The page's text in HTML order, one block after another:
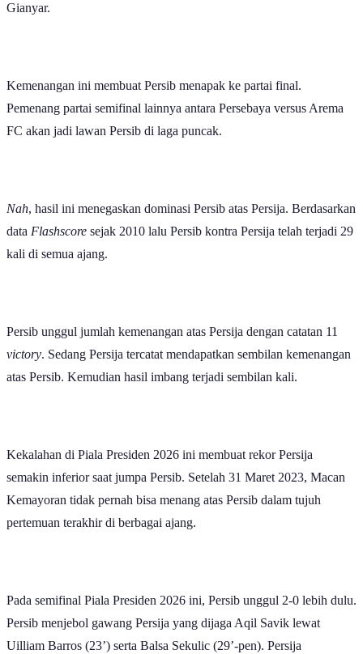
Gianyar.
Kemenangan ini membuat Persib menapak ke partai final.
Pemenang partai semifinal lainnya antara Persebaya versus Arema
FC akan jadi lawan Persib di laga puncak.
Nah, hasil ini menegaskan dominasi Persib atas Persija. Berdasarkan
data Flashscore sejak 2010 lalu Persib kontra Persija telah terjadi 29
kali di semua ajang.
Persib unggul jumlah kemenangan atas Persija dengan catatan 11
victory. Sedang Persija tercatat mendapatkan sembilan kemenangan
atas Persib. Kemudian hasil imbang terjadi sembilan kali.
Kekalahan di Piala Presiden 2026 ini membuat rekor Persija
semakin inferior saat jumpa Persib. Setelah 31 Maret 2023, Macan
Kemayoran tidak pernah bisa menang atas Persib dalam tujuh
pertemuan terakhir di berbagai ajang.
Pada semifinal Piala Presiden 2026 ini, Persib unggul 2-0 lebih dulu.
Persib menjebol gawang Persija yang dijaga Aqil Savik lewat
Uilliam Barros (23’) serta Balsa Sekulic (29’-pen). Persija